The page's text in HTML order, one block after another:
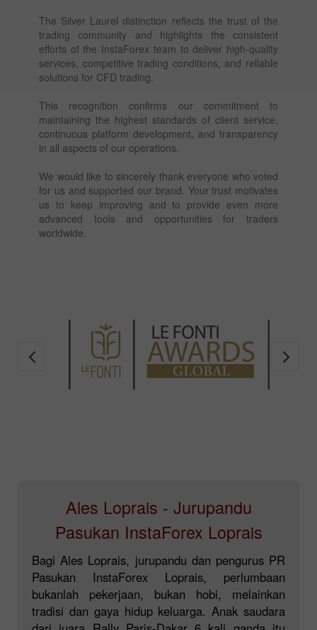
The Silver Laurel distinction reflects the trust of the
trading community and highlights the consistent
efforts of the InstaForex team to deliver high-quality
services, competitive trading conditions, and reliable
solutions for CFD trading.
This recognition confirms our commitment to
maintaining the highest standards of client service,
continuous platform development, and transparency
in all aspects of our operations.
We would like to sincerely thank everyone who voted
for us and supported our brand. Your trust motivates
us to keep improving and to provide even more
advanced tools and opportunities for traders
worldwide.
Ales Loprais - Jurupandu
Pasukan InstaForex Loprais
Bagi Ales Loprais, jurupandu dan pengurus PR
Pasukan InstaForex Loprais, perlumbaan
bukanlah pekerjaan, bukan hobi, melainkan
tradisi dan gaya hidup keluarga. Anak saudara